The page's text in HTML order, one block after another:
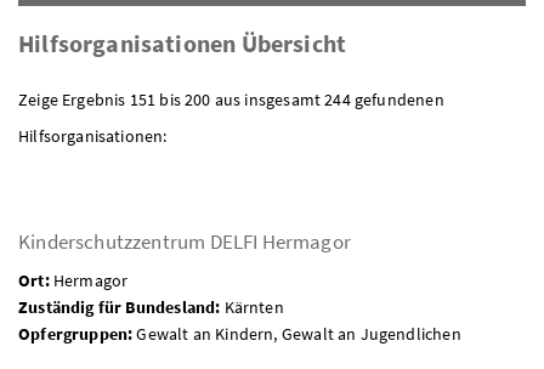
Hilfsorganisationen Übersicht
Zeige Ergebnis 151 bis 200 aus insgesamt 244 gefundenen
Hilfsorganisationen:
Kinderschutzzentrum DELFI Hermagor
Ort:Hermagor
Zuständig für Bundesland: Kärnten
Opfergruppen:Gewalt an Kindern, Gewalt an Jugendlichen